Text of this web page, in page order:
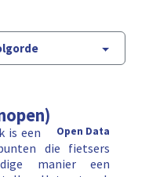
Open Data
is een
die fietsers
manier een